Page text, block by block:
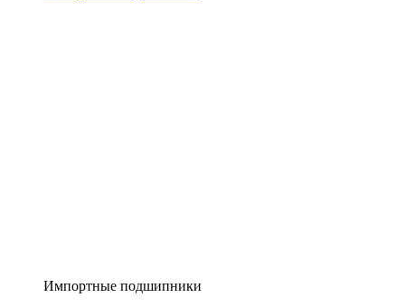
Импортные подшипники